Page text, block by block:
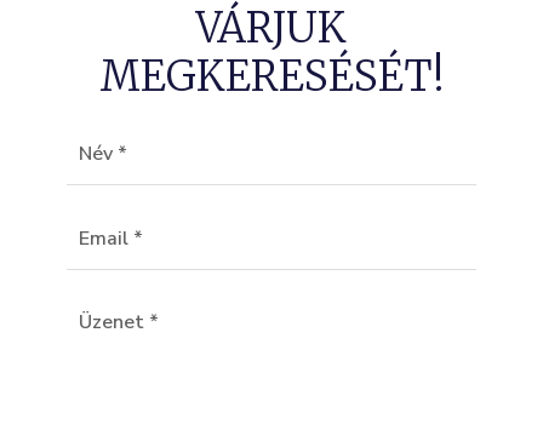
VÁRJUK
MEGKERESÉSÉT!